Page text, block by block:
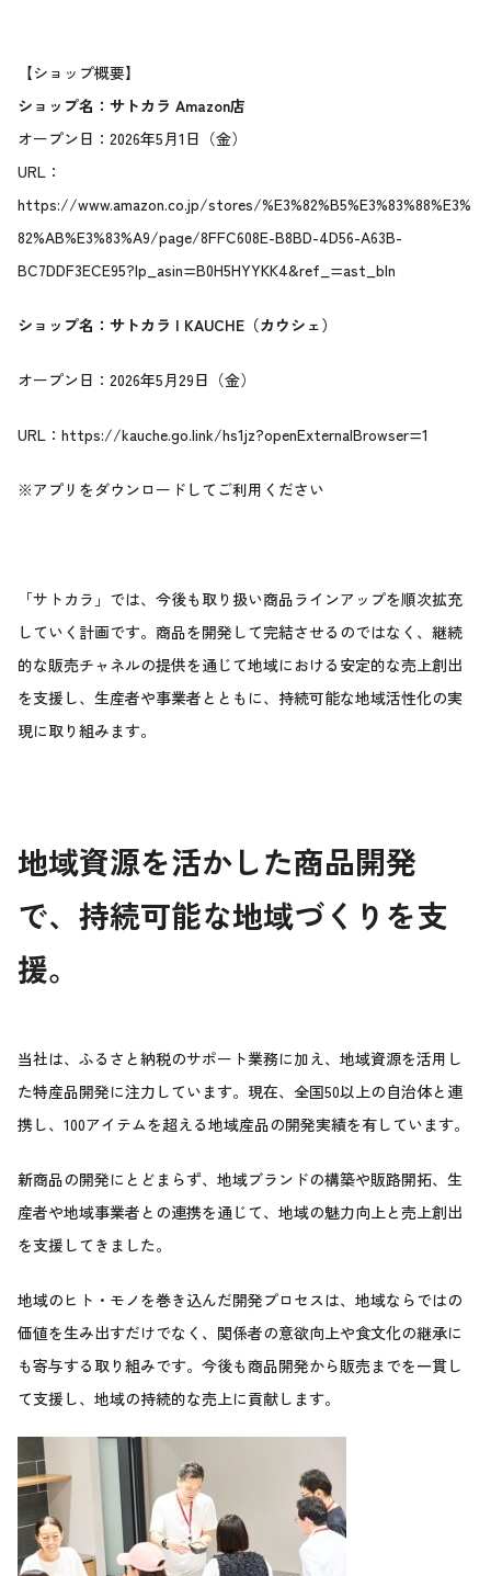
【ショップ概要】
ショップ名：サトカラ Amazon店
オープン日：2026年5月1日（金）
URL：
https://www.amazon.co.jp/stores/%E3%82%B5%E3%83%88%E3%
82%AB%E3%83%A9/page/8FFC608E-B8BD-4D56-A63B-
BC7DDF3ECE95?lp_asin=B0H5HYYKK4&ref_=ast_bln
ショップ名：サトカラ | KAUCHE（カウシェ）
オープン日：2026年5月29日（金）
URL： https://kauche.go.link/hs1jz?openExternalBrowser=1
※アプリをダウンロードしてご利用ください
「サトカラ」では、今後も取り扱い商品ラインアップを順次拡充
していく計画です。商品を開発して完結させるのではなく、継続
的な販売チャネルの提供を通じて地域における安定的な売上創出
を支援し、生産者や事業者とともに、持続可能な地域活性化の実
現に取り組みます。
地域資源を活かした商品開発
で、持続可能な地域づくりを支
援。
当社は、ふるさと納税のサポート業務に加え、地域資源を活用し
た特産品開発に注力しています。現在、全国50以上の自治体と連
携し、100アイテムを超える地域産品の開発実績を有しています。
新商品の開発にとどまらず、地域ブランドの構築や販路開拓、生
産者や地域事業者との連携を通じて、地域の魅力向上と売上創出
を支援してきました。
地域のヒト・モノを巻き込んだ開発プロセスは、地域ならではの
価値を生み出すだけでなく、関係者の意欲向上や食文化の継承に
も寄与する取り組みです。今後も商品開発から販売までを一貫し
て支援し、地域の持続的な売上に貢献します。